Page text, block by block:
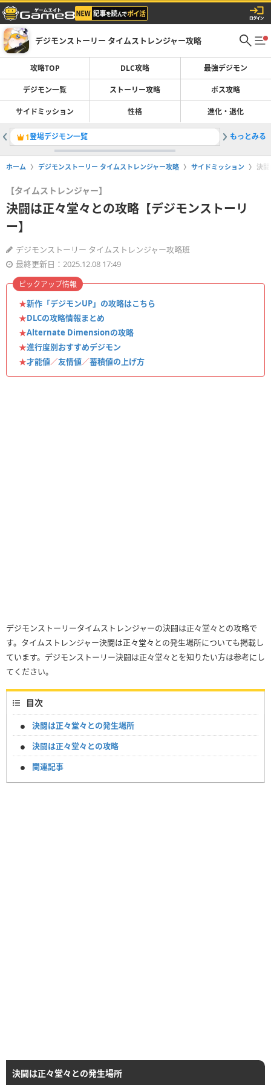
デジモンストーリー タイムストレンジャー攻略
攻略TOP DLC攻略 最強デジモン
デジモン一覧 ストーリー攻略 ボス攻略
サイドミッション 性格 進化・退化
1登場デジモン一覧 2最強デ
もっとみる
ホーム デジモンストーリー タイムストレンジャー攻略 サイドミッション 決
【タイムストレンジャー】
決闘は正々堂々との攻略【デジモンストーリ
ー】
デジモンストーリー タイムストレンジャー攻略班
最終更新日：2025.12.08 17:49
★新作「デジモンUP」の攻略はこちら
★DLCの攻略情報まとめ
★Alternate Dimensionの攻略
★進行度別おすすめデジモン
★才能値／友情値／蓄積値の上げ方
ピックアップ情報
デジモンストーリータイムストレンジャーの決闘は正々堂々との攻略で
す。タイムストレンジャー決闘は正々堂々との発生場所についても掲載し
ています。デジモンストーリー決闘は正々堂々とを知りたい方は参考にし
てください。
目次
決闘は正々堂々との発生場所
決闘は正々堂々との攻略
関連記事
決闘は正々堂々との発生場所